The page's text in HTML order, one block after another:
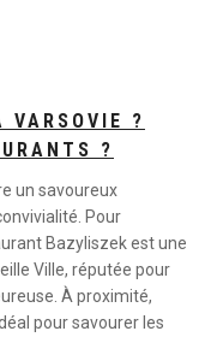
VARSOVIE ?
?
un savoureux
Pour
Bazyliszek est une
Ville, réputée pour
À proximité,
pour savourer les